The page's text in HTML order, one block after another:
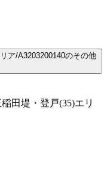
ア/A3203200140のその他
田堤・登戸(35)エリ